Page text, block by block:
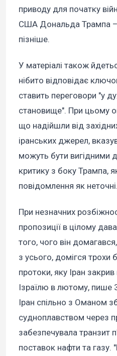
приводу для початку
США Дональда Трампа –
пізніше.
У матеріалі також
нібито відповідає
ставить переговори "у
становище". При цьому
що надійшли від
іранських джерел,
можуть бути вигідними
критику з боку Трампа,
повідомлення як неточні.
При незначних
пропозиції в цілому
того, чого він
з усього, домігся трохи
протоки, яку Іран
Ізраїлю в лютому, пише
Іран спільно з Оманом
судноплавством через
забезпечувала транзит
поставок нафти та